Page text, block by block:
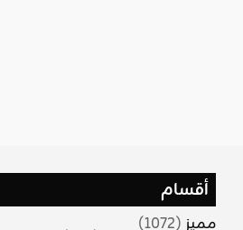
أقسام
مميز (1072)